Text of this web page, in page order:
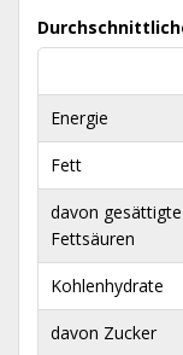
Energie
Fett
davon gesättigte
Fettsäuren
Kohlenhydrate
davon Zucker